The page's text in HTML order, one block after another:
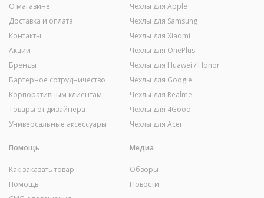
О магазине
Доставка и оплата
Контакты
Акции
Бренды
Бартерное сотрудничество
Корпоративным клиентам
Товары от дизайнера
Универсальные аксессуары
Чехлы для Apple
Чехлы для Samsung
Чехлы для Xiaomi
Чехлы для OnePlus
Чехлы для Huawei / Honor
Чехлы для Google
Чехлы для Realme
Чехлы для 4Good
Чехлы для Acer
Помощь
Как заказать товар
Помощь
Медиа
Обзоры
Новости